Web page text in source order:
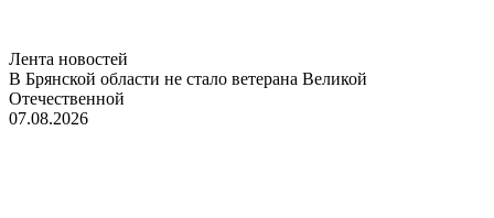
Лента новостей
В Брянской области не стало ветерана Великой
Отечественной
07.08.2026